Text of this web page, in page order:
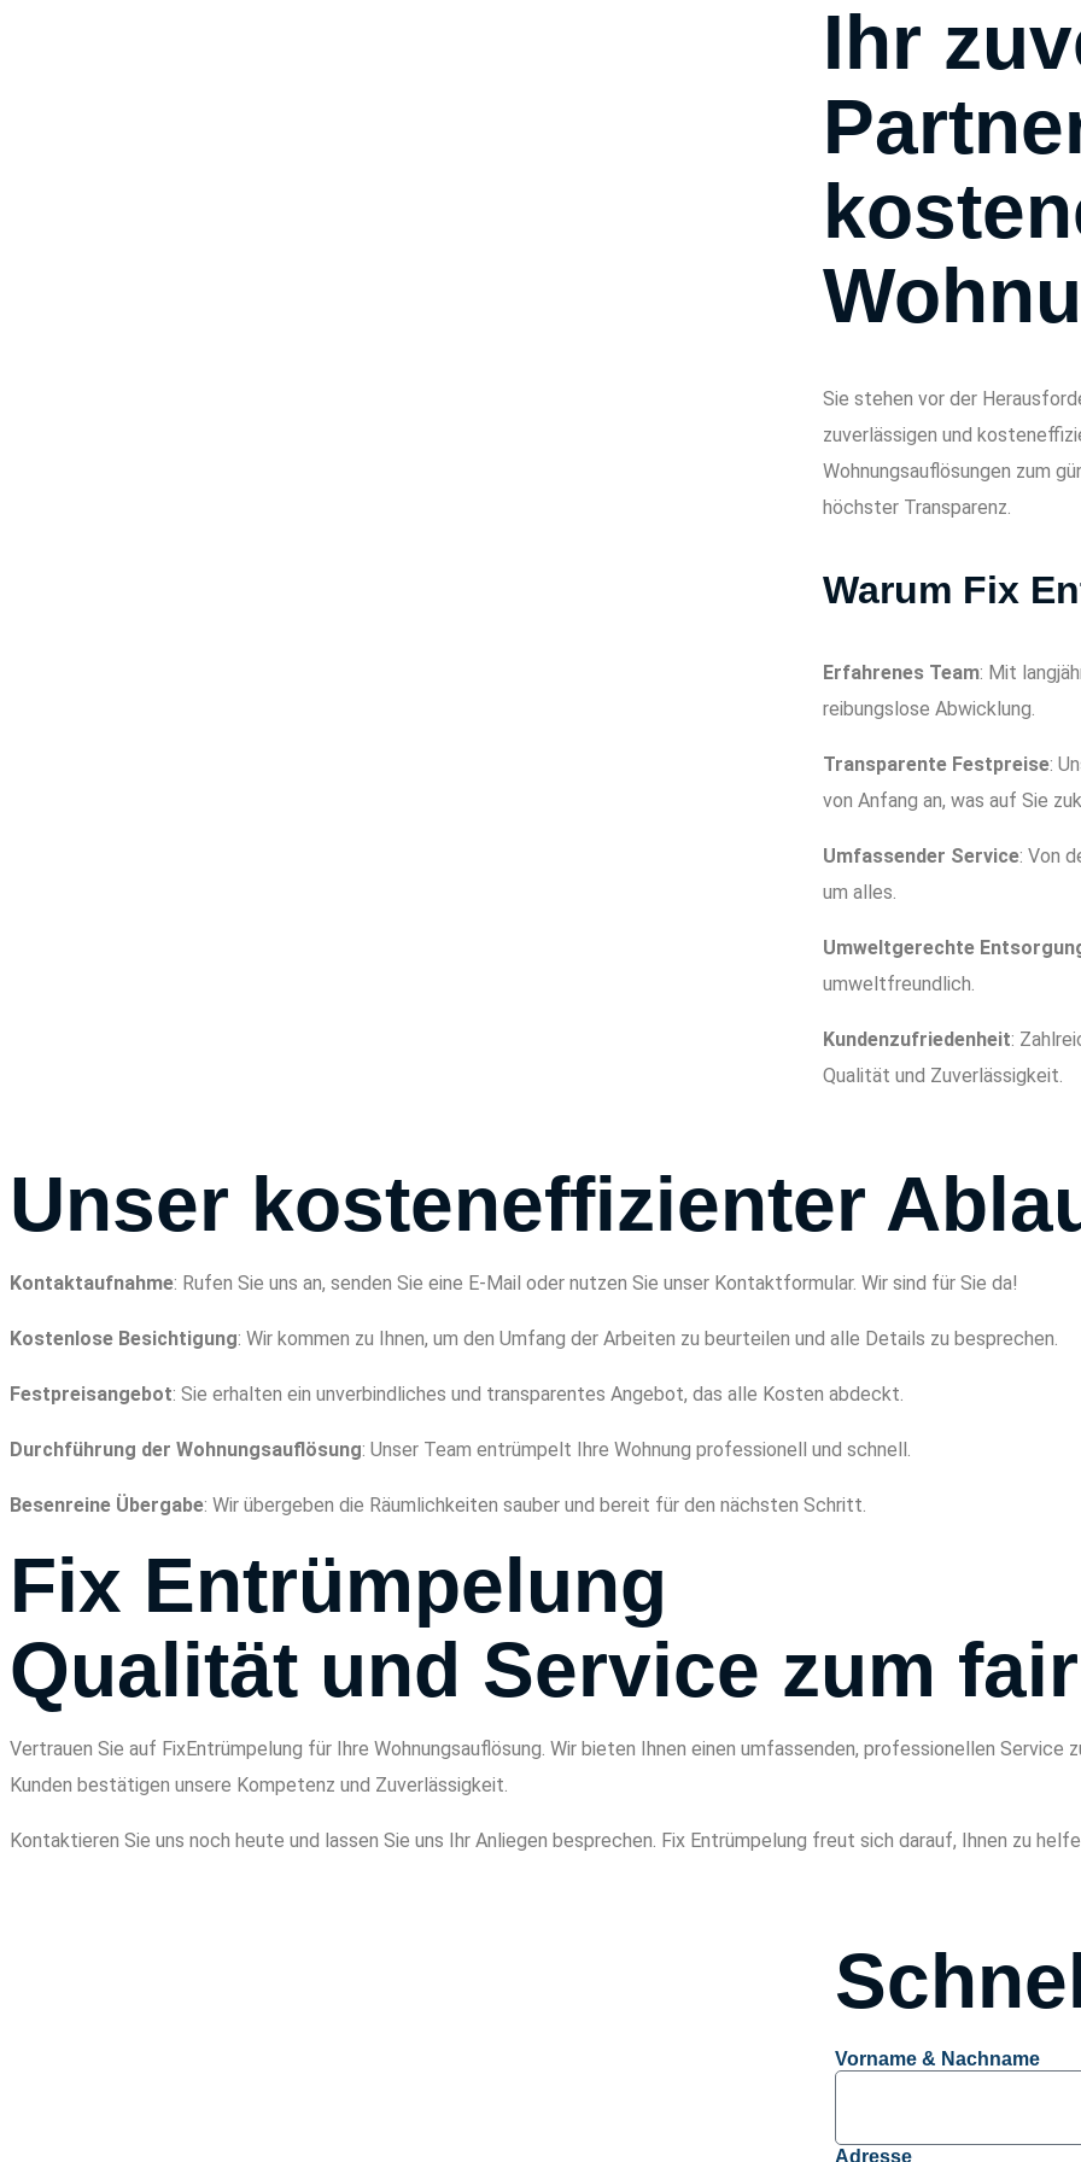
Ihr
Sie stehen vor der
zuverlässigen und
Wohnungsauflösungen zum
höchster Transparenz.
Warum Fix
Erfahrenes Team: Mit
reibungslose Abwicklung.
Transparente Festpreise:
von Anfang an, was auf Sie
Umfassender Service: Von
um alles.
Umweltgerechte
umweltfreundlich.
Kundenzufriedenheit:
Qualität und Zuverlässigkeit.
Unser kosteneffizienter
Kontaktaufnahme: Rufen Sie uns an, senden Sie eine E-Mail oder nutzen Sie unser Kontaktformular. Wir sind für Sie da!
Kostenlose Besichtigung: Wir kommen zu Ihnen, um den Umfang der Arbeiten zu beurteilen und alle Details zu besprechen.
Festpreisangebot: Sie erhalten ein unverbindliches und transparentes Angebot, das alle Kosten abdeckt.
Durchführung der Wohnungsauflösung: Unser Team entrümpelt Ihre Wohnung professionell und schnell.
Besenreine Übergabe: Wir übergeben die Räumlichkeiten sauber und bereit für den nächsten Schritt.
Fix Entrümpelung
Qualität und Service zum
Vertrauen Sie auf FixEntrümpelung für Ihre Wohnungsauflösung. Wir bieten Ihnen einen umfassenden, professionellen Service
Kunden bestätigen unsere Kompetenz und Zuverlässigkeit.
Kontaktieren Sie uns noch heute und lassen Sie uns Ihr Anliegen besprechen. Fix Entrümpelung freut sich darauf, Ihnen zu
Vorname & Nachname
Adresse